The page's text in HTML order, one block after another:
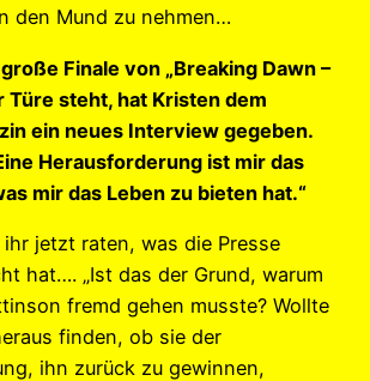
den Mund zu nehmen…
Finale von „Breaking Dawn –
Türe steht, hat Kristen dem
ein neues Interview gegeben.
Herausforderung ist mir das
mir das Leben zu bieten hat.“
jetzt raten, was die Presse
hat…. „Ist das der Grund, warum
fremd gehen musste? Wollte
finden, ob sie der
ihn zurück zu gewinnen,